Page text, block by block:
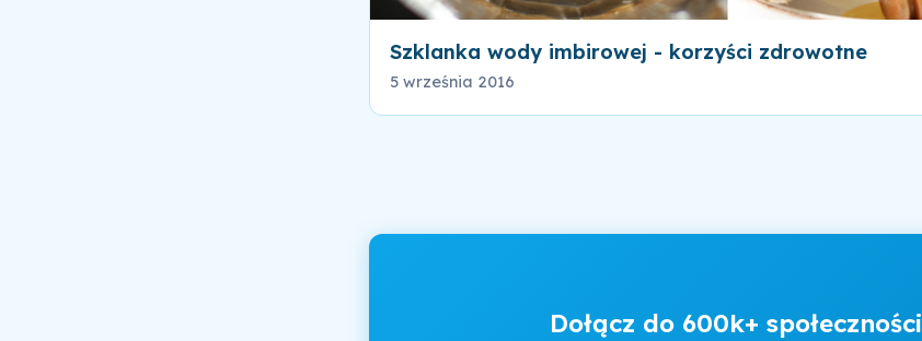
Szklanka wody imbirowej - korzyści zdrowotne
5 września 2016
Dołącz do 600k+ społeczności